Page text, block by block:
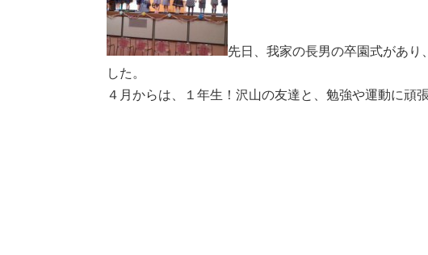
先日、我家の長男の卒園式があり
した。
４月からは、１年生！沢山の友達と、勉強や運動に頑